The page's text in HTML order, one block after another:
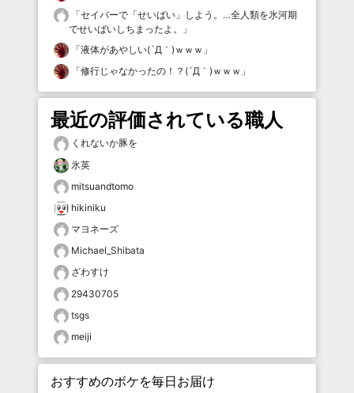
「セイバーで「せいばい」しよう。…全人類を氷河期
でせいばいしちまったよ。
」
「液体があやしい(´Д｀)ｗｗｗ 」
「修行じゃなかったの！？(´Д｀)ｗｗｗ 」
最近の評価されている職人
くれないか豚を
氷英
mitsuandtomo
hikiniku
マヨネーズ
Michael_Shibata
ざわすけ
29430705
tsgs
meiji
おすすめのボケを毎日お届け